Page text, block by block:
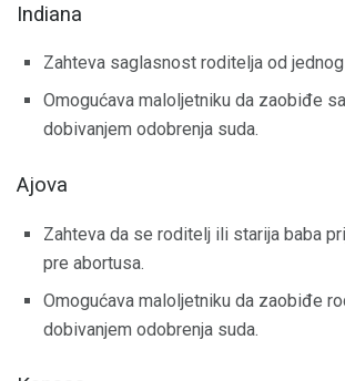
Indiana
Zahteva saglasnost roditelja od
Omogućava maloljetniku da zaobiđe
dobivanjem odobrenja suda.
Ajova
Zahteva da se roditelj ili starija baba
pre abortusa.
Omogućava maloljetniku da zaobiđe
dobivanjem odobrenja suda.